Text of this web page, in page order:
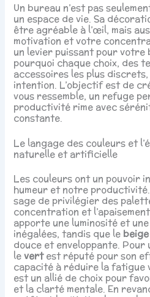
Un bureau n’est pas
un espace de vie. Sa
être agréable à l’œil, mais
motivation et votre
un levier puissant pour votre
pourquoi chaque choix, des
accessoires les plus
intention. L’objectif est de
vous ressemble, un refuge
productivité rime avec
constante.
Le langage des couleurs et
naturelle et artificielle
Les couleurs ont un pouvoir
humeur et notre
sage de privilégier des
concentration et
apporte une luminosité et
inégalées, tandis que le beige
douce et enveloppante. Pour
levertest réputé pour son
capacité à réduire la fatigue
est un allié de choix pour
et la clarté mentale. En